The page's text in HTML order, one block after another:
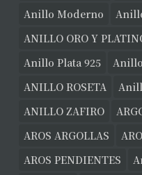
Anillo Moderno
ANILLO ORO Y
Anillo Plata 925
ANILLO ROSETA
ANILLO ZAFIRO
AROS ARGOLLAS
AROS PENDIENTES